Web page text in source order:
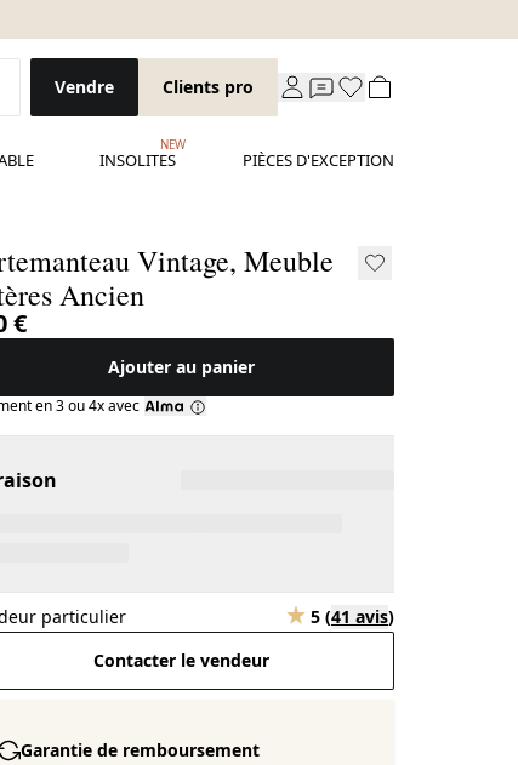
Vendre Clients pro
INSOLITES
NEW
PIÈCES D'EXCEPTION
Vintage, Meuble
Ancien
€
Ajouter au panier
en 3 ou 4x avec
particulier 5 (41 avis)
Contacter le vendeur
Garantie de remboursement